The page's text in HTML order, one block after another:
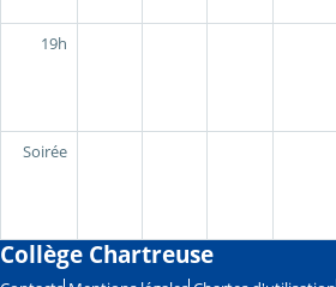
19h
Soirée
Collège Chartreuse